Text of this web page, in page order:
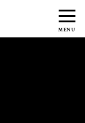
MENU
ロー